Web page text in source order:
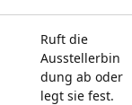
Ruft die
Ausstellerbin
dung ab oder
legt sie fest.